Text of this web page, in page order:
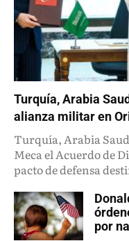
Turquía, Arabia
alianza militar en
Turquía, Arabia
Meca el Acuerdo de
pacto de defensa
por